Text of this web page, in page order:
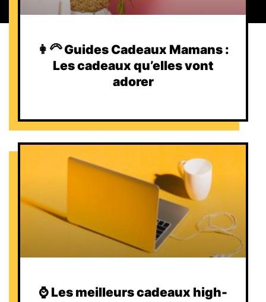
👩‍🦳 Guides Cadeaux Mamans :
Les cadeaux qu’elles vont
adorer
⌚️ Les meilleurs cadeaux high-